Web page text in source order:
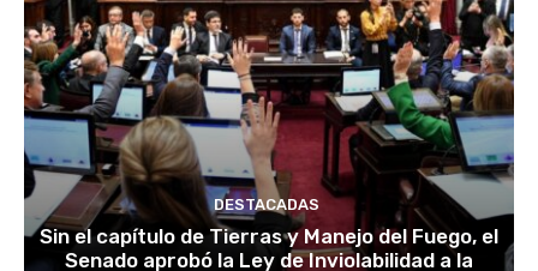
DESTACADAS
Sin el capítulo de Tierras y Manejo del Fuego, el
Senado aprobó la Ley de Inviolabilidad a la